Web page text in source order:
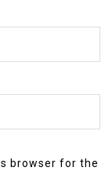
browser for the